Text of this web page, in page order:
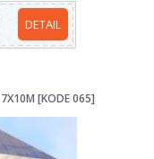
DETAIL
7X10M [KODE 065]